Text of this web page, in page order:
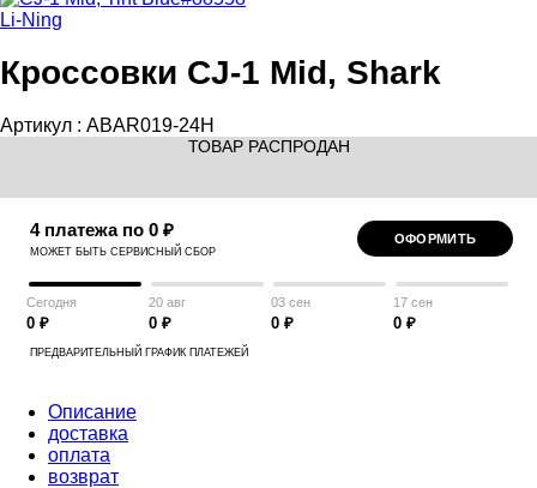
Li-Ning
Кроссовки CJ-1 Mid, Shark
Артикул : ABAR019-24H
ТОВАР РАСПРОДАН
4 платежа по 0 ₽
МОЖЕТ БЫТЬ СЕРВИСНЫЙ СБОР
ОФОРМИТЬ
Сегодня
0 ₽
20 авг
0 ₽
03 сен
0 ₽
17 сен
0 ₽
ПРЕДВАРИТЕЛЬНЫЙ ГРАФИК ПЛАТЕЖЕЙ
Описание
доставка
оплата
возврат